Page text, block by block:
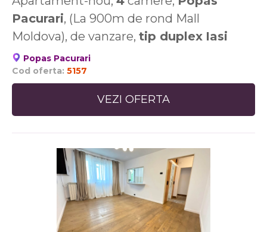
Pacurari, (La 900m de rond Mall
Moldova), de vanzare, tip duplex Iasi
Popas Pacurari
Cod oferta: 5157
VEZI OFERTA